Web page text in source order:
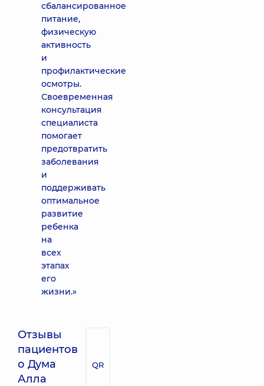
сбалансированное
питание,
физическую
активность
и
профилактические
осмотры.
Своевременная
консультация
специалиста
помогает
предотвратить
заболевания
и
поддерживать
оптимальное
развитие
ребенка
на
всех
этапах
его
жизни.»
Отзывы
пациентов
о Дума
Алла
QR